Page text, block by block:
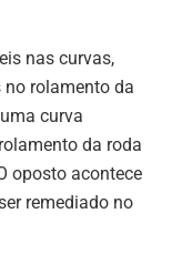
nas curvas,
rolamento da
curva
da roda
oposto acontece
remediado no